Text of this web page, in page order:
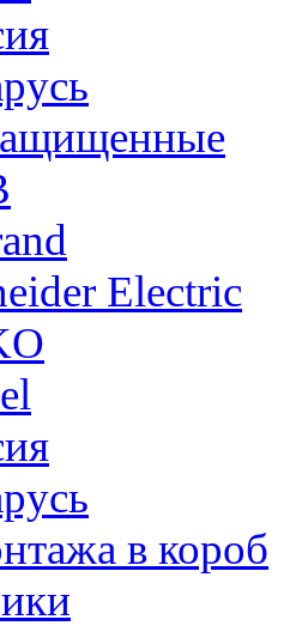
Electric
в короб